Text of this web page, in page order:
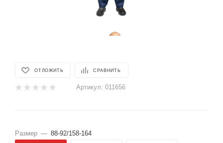
ОТЛОЖИТЬ СРАВНИТЬ
Артикул: 011656
Размер — 88-92/158-164